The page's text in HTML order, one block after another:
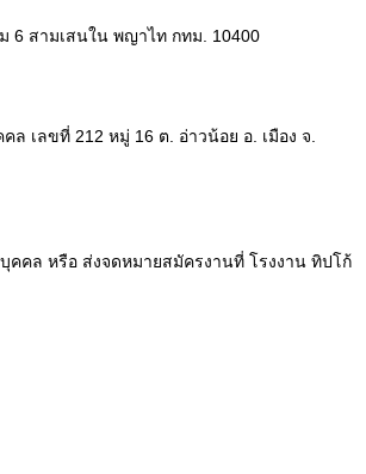
6 สามเสนใน พญาไท กทม. 10400
เลขที่ 212 หมู่ 16 ต. อ่าวน้อย อ. เมือง จ.
คล หรือ ส่งจดหมายสมัครงานที่ โรงงาน ทิปโก้